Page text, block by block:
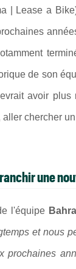
| Lease a
de son
avoir plus
aller chercher
une
l'équipe
et nous
prochaines